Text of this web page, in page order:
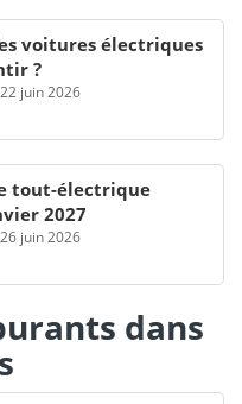
voitures électriques
?
22 juin 2026
tout-électrique
2027
26 juin 2026
dans